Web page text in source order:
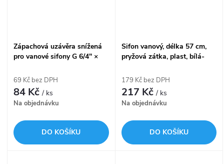
Zápachová uzávěra snížená
pro vanové sifony G 6/4" ×
69 Kč bez DPH
84 Kč/ ks
Na objednávku
DO KOŠÍKU
Sifon vanový, délka 57 cm,
pryžová zátka, plast, bílá-
179 Kč bez DPH
217 Kč/ ks
Na objednávku
DO KOŠÍKU